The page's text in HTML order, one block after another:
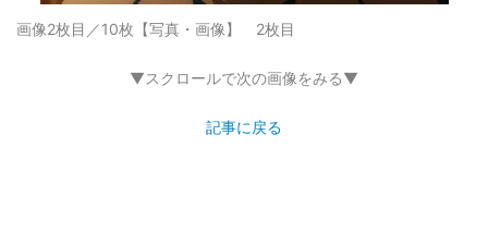
画像2枚目／10枚 【写真・画像】 2枚目
▼スクロールで次の画像をみる▼
記事に戻る